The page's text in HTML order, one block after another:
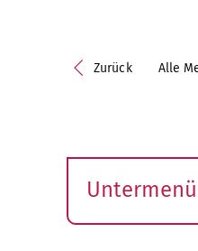
Zurück Alle
Untermenü